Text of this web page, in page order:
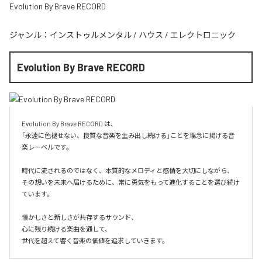
Evolution By Brave RECORD
ジャンル： インストゥルメンタル / ハウス / エレクトロニック
Evolution By Brave RECORD
Evolution By Brave RECORD は、
「永遠に色褪せない、良質な音楽を生み出し続ける」ことを理念に掲げる音
楽レーベルです。
時代に流されるのではなく、本質的なメロディと感情を大切にしながら、
その想いを未来へ届けるために、常に勇気をもって進化することを選び続け
ています。
懐かしさと新しさが共存するサウンド、
心に残り続ける楽曲を通して、
世代を超えて響く音楽の価値を追求していきます。